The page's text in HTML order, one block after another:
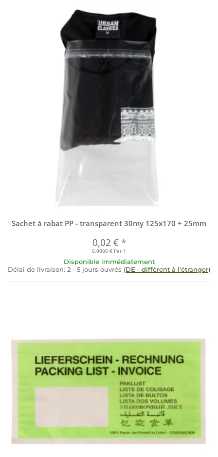
Sachet à rabat PP - transparent 30my 125x170 + 25mm
0,02 € *
0,0000 € Par 1
Disponible immédiatement
Délai de livraison: 2 - 5 jours ouvrés (DE - différent à l'étranger)